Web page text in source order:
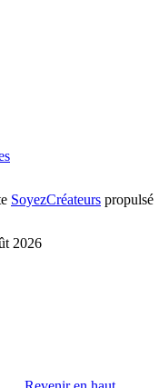
SoyezCréateurs propulsé
2026